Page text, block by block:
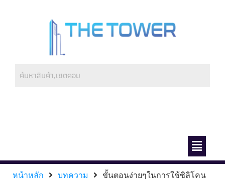
หน้าหลัก บทความ
ขั้นตอนง่ายๆในการใช้ซิลิโคน